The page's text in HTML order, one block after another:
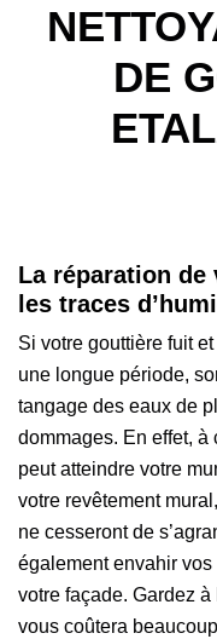
DE
La réparation
les traces
Si votre gouttière fuit
une longue période,
tangage des eaux de
dommages. En effet, à
peut atteindre votre
votre revêtement
ne cesseront de
également envahir
votre façade. Gardez
vous coûtera